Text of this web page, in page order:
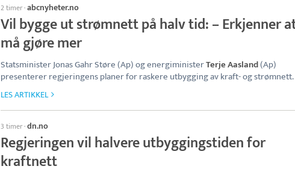
2 timer·abcnyheter.no
Vil bygge ut strømnett på halv tid: – Erkjenner
må gjøre mer
Statsminister Jonas Gahr Støre (Ap) og energiministerTerje Aasland(Ap)
presenterer regjeringens planer for raskere utbygging av kraft- og strømnett.
LES ARTIKKEL
3 timer·dn.no
Regjeringen vil halvere utbyggingstiden for
kraftnett